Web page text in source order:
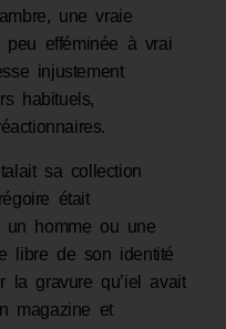
une vraie
peu efféminée à vrai
injustement
habituels,
sa collection
était
un homme ou une
libre de son identité
la gravure qu’iel avait
magazine et